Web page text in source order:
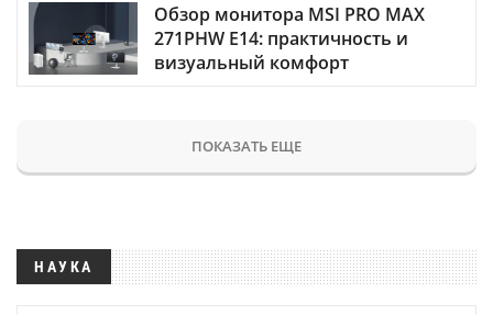
Обзор монитора MSI PRO MAX
271PHW E14: практичность и
визуальный комфорт
ПОКАЗАТЬ ЕЩЕ
НАУКА